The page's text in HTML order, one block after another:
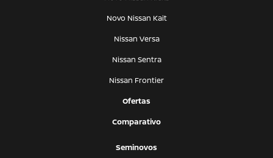
Novo Nissan Kait
Nissan Versa
Nissan Sentra
Nissan Frontier
Ofertas
Comparativo
Seminovos